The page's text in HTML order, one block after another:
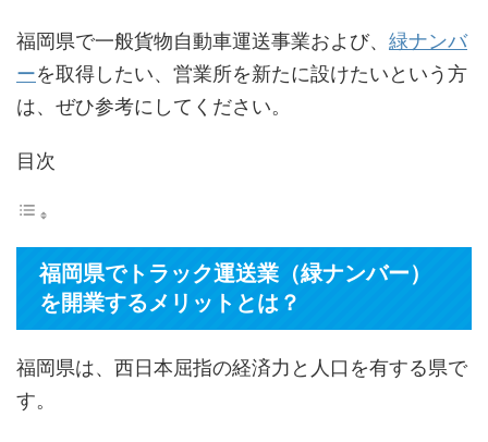
福岡県で一般貨物自動車運送事業および、 緑ナンバ
ーを取得したい、営業所を新たに設けたいという方
は、ぜひ参考にしてください。
目次
福岡県でトラック運送業（緑ナンバー）
を開業するメリットとは？
福岡県は、西日本屈指の経済力と人口を有する県で
す。